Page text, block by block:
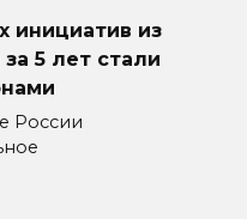
инициатив из
5 лет стали
России